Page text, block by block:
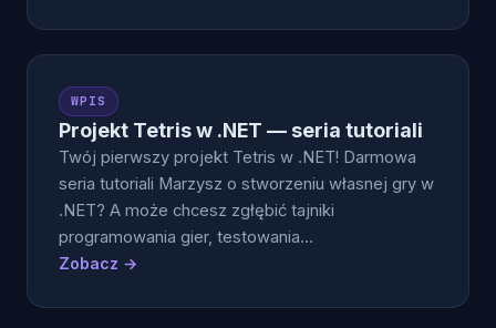
WPIS
Projekt Tetris w .NET — seria tutoriali
Twój pierwszy projekt Tetris w .NET! Darmowa
seria tutoriali Marzysz o stworzeniu własnej gry w
.NET? A może chcesz zgłębić tajniki
programowania gier, testowania…
Zobacz →